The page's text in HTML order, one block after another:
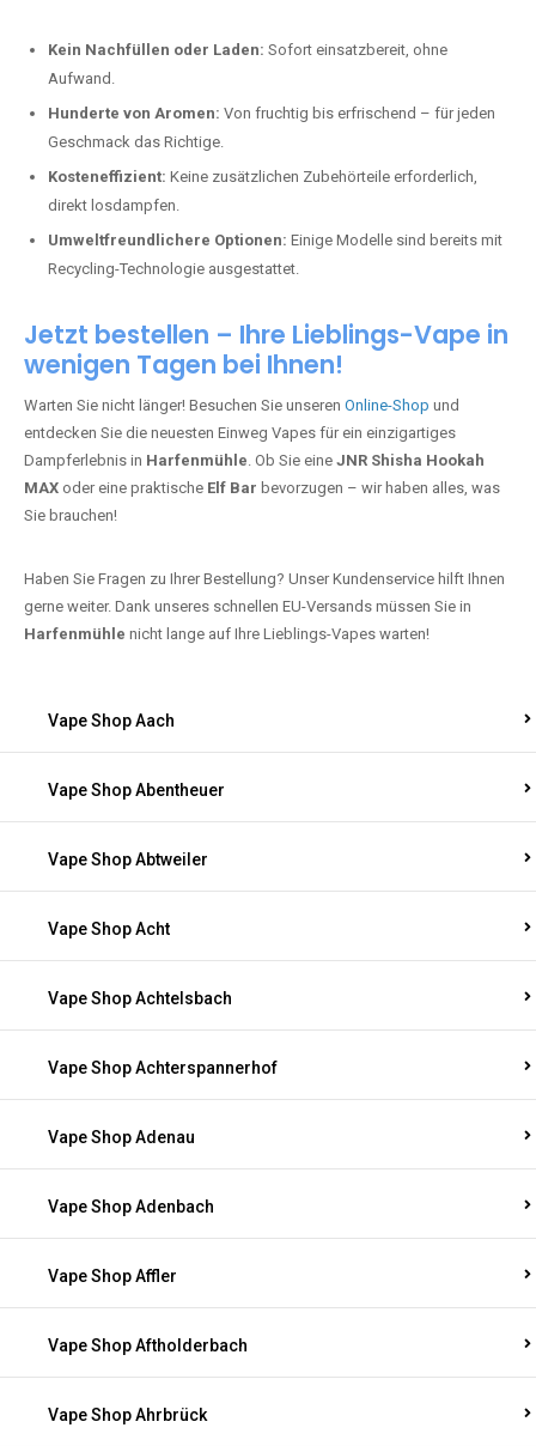
Kein Nachfüllen oder Laden: Sofort einsatzbereit, ohne
Aufwand.
Hunderte von Aromen: Von fruchtig bis erfrischend – für jeden
Geschmack das Richtige.
Kosteneffizient: Keine zusätzlichen Zubehörteile erforderlich,
direkt losdampfen.
Umweltfreundlichere Optionen: Einige Modelle sind bereits mit
Recycling-Technologie ausgestattet.
Jetzt bestellen – Ihre Lieblings-Vape in
wenigen Tagen bei Ihnen!
Warten Sie nicht länger! Besuchen Sie unseren Online-Shop und
entdecken Sie die neuesten Einweg Vapes für ein einzigartiges
Dampferlebnis in Harfenmühle. Ob Sie eine JNR Shisha Hookah
MAX oder eine praktische Elf Bar bevorzugen – wir haben alles, was
Sie brauchen!
Haben Sie Fragen zu Ihrer Bestellung? Unser Kundenservice hilft Ihnen
gerne weiter. Dank unseres schnellen EU-Versands müssen Sie in
Harfenmühle nicht lange auf Ihre Lieblings-Vapes warten!
Vape Shop Aach
Vape Shop Abentheuer
Vape Shop Abtweiler
Vape Shop Acht
Vape Shop Achtelsbach
Vape Shop Achterspannerhof
Vape Shop Adenau
Vape Shop Adenbach
Vape Shop Affler
Vape Shop Aftholderbach
Vape Shop Ahrbrück